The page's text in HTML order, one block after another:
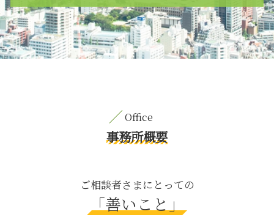
借金 差し押さえ
不当解雇 労働 問題
m&a メリット
手形 とは
会社 コンプライアンス
セクハラ 処分
債務超過 とは
中期 経営 計画 m&a
人身事故 とは
財産分与 離婚
恐喝 事件
事故 後遺症
身上監護権 親権
監護権 離婚
刑事事件 分類
M&A 新宿区 弁護士
刑事事件 中央区 相談
交通事故 渋谷区 相談
相続 渋谷区 弁護士
契約書作成 茅場町 弁護士
養育費 中央区 弁護士
M&A 茅場町 弁護士
刑事事件 新宿区 相談
交通事故 中央区 相談
事務所概要
ご相談者さまにとっての
「善いこと」